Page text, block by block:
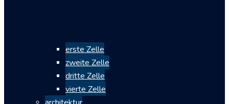
erste Zelle
zweite Zelle
dritte Zelle
vierte Zelle